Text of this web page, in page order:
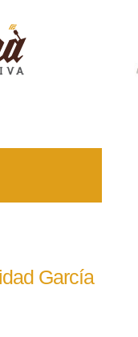
García